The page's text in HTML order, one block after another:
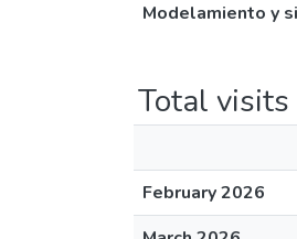
Modelamiento y
Total
February 2026